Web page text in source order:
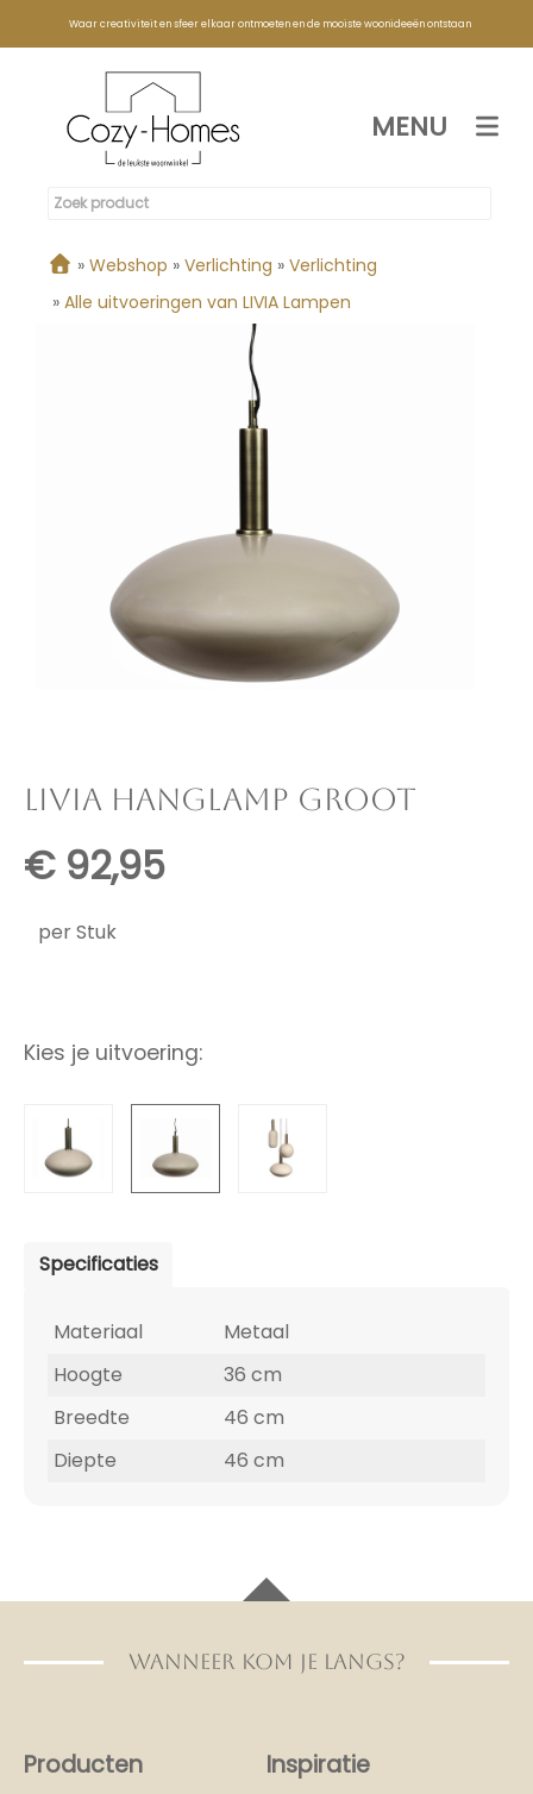
Waar creativiteit en sfeer elkaar ontmoeten en de mooiste woonideeën ontstaan
MENU
» Webshop » Verlichting » Verlichting
» Alle uitvoeringen van LIVIA Lampen
LIVIA HANGLAMP GROOT
€ 92,95
per Stuk
Kies je uitvoering:
Specificaties
Materiaal
Metaal
Hoogte
36 cm
Breedte
46 cm
Diepte
46 cm
WANNEER KOM JE LANGS?
Producten Inspiratie